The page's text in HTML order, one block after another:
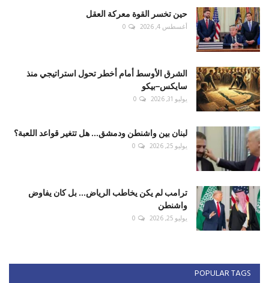
حين تخسر القوة معركة العقل
أغسطس 4, 2026 0
الشرق الأوسط أمام أخطر تحول استراتيجي منذ
سايكس–بيكو
يوليو 31, 2026 0
لبنان بين واشنطن ودمشق... هل تتغير قواعد اللعبة؟
يوليو 25, 2026 0
ترامب لم يكن يخاطب الرياض... بل كان يفاوض
واشنطن
يوليو 25, 2026 0
POPULAR TAGS